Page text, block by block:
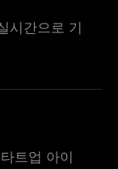
시간으로 기
트업 아이